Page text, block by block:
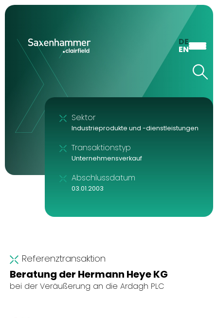
DE
EN
Referenztransaktion
Beratung der Hermann Heye KG
bei der Veräußerung an die Ardagh PLC
Sektor
Industrieprodukte und -dienstleistungen
Transaktionstyp
Unternehmensverkauf
Abschlussdatum
03.01.2003